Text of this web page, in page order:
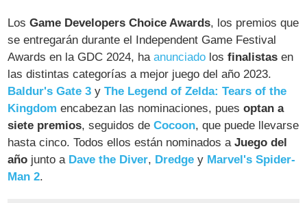
LosGame Developers Choice Awards, los premios que
se entregarán durante el Independent Game Festival
Awards en la GDC 2024, haanunciado losfinalistas en
las distintas categorías a mejor juego del año 2023.
Baldur's Gate 3 yThe Legend of Zelda: Tears of the
Kingdom encabezan las nominaciones, puesoptan a
siete premios, seguidos deCocoon, que puede llevarse
hasta cinco. Todos ellos están nominados aJuego del
año junto a Dave the Diver, Dredge y Marvel's Spider-
Man 2.